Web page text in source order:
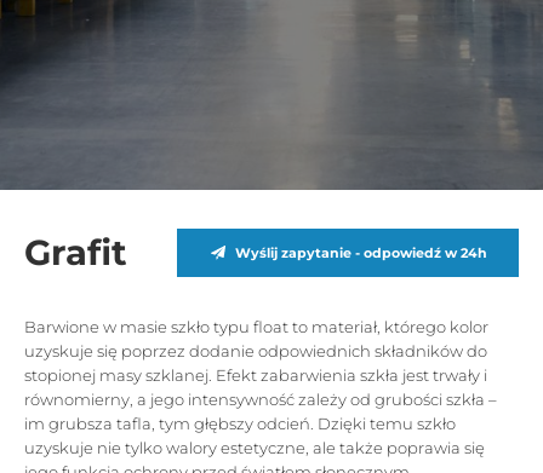
Grafit Wyślij zapytanie - odpowiedź w 24h
Barwione w masie szkło typu float to materiał, którego kolor
uzyskuje się poprzez dodanie odpowiednich składników do
stopionej masy szklanej. Efekt zabarwienia szkła jest trwały i
równomierny, a jego intensywność zależy od grubości szkła –
im grubsza tafla, tym głębszy odcień. Dzięki temu szkło
uzyskuje nie tylko walory estetyczne, ale także poprawia się